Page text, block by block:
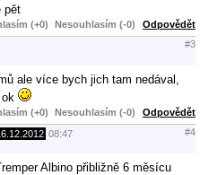
pět
(+0) Nesouhlasím (-0) Odpovědět
#3
ale více bych jich tam nedával,
(+0) Nesouhlasím (-0) Odpovědět
08:47 #4
Albino přibližně 6 měsícu